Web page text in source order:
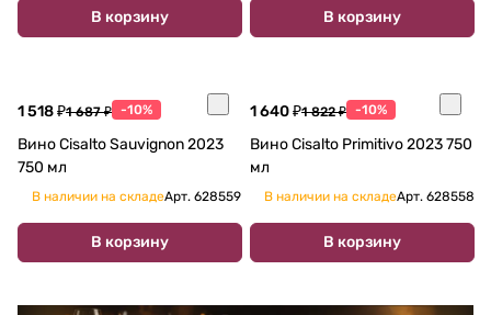
В корзину В корзину
1 518 ₽1 687 ₽ -10%
Вино Cisalto Sauvignon 2023
750 мл
В наличии на складеАрт. 628559
В корзину
1 640 ₽1 822 ₽ -10%
Вино Cisalto Primitivo 2023 750
мл
В наличии на складеАрт. 628558
В корзину